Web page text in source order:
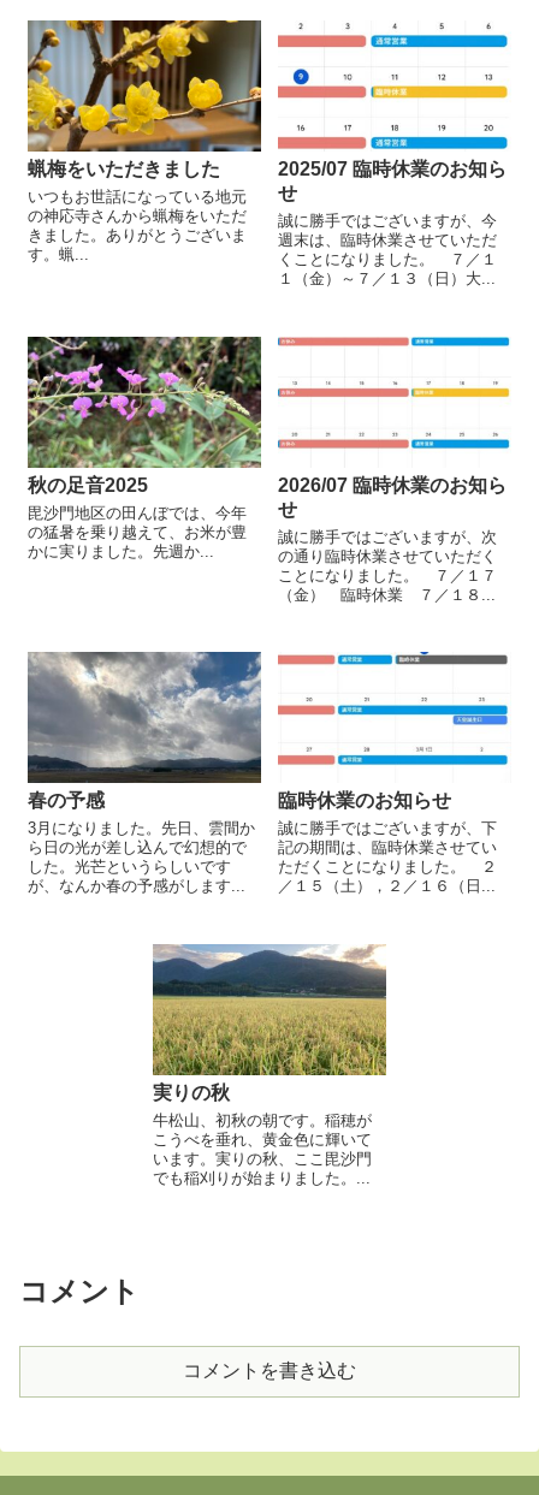
蝋梅をいただきました
いつもお世話になっている地元
の神応寺さんから蝋梅をいただ
きました。ありがとうございま
す。蝋...
2025/07 臨時休業のお知ら
せ
誠に勝手ではございますが、今
週末は、臨時休業させていただ
くことになりました。 ７／１
１（金）～７／１３（日）大...
秋の足音2025
毘沙門地区の田んぼでは、今年
の猛暑を乗り越えて、お米が豊
かに実りました。先週か...
2026/07 臨時休業のお知ら
せ
誠に勝手ではございますが、次
の通り臨時休業させていただく
ことになりました。 ７／１７
（金） 臨時休業 ７／１８...
春の予感
3月になりました。先日、雲間か
ら日の光が差し込んで幻想的で
した。光芒というらしいです
が、なんか春の予感がします...
臨時休業のお知らせ
誠に勝手ではございますが、下
記の期間は、臨時休業させてい
ただくことになりました。 ２
／１５（土），２／１６（日...
実りの秋
牛松山、初秋の朝です。稲穂が
こうべを垂れ、黄金色に輝いて
います。実りの秋、ここ毘沙門
でも稲刈りが始まりました。...
コメント
コメントを書き込む